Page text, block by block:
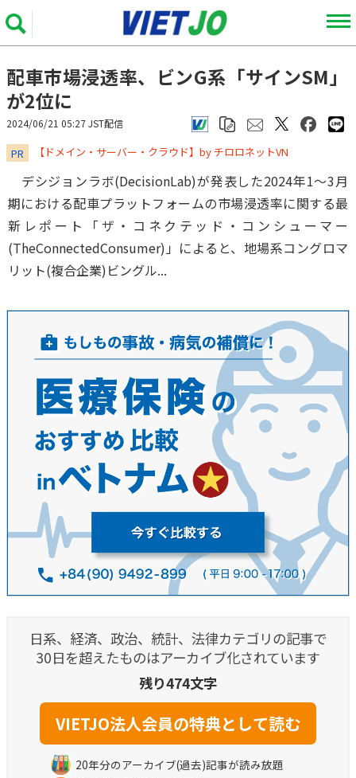
配車市場浸透率、ビンG系「サインSM」
が2位に
2024/06/21 05:27 JST配信
PR ​​​​​​​【ドメイン・サーバー・クラウド】by チロロネットVN
デシジョンラボ(DecisionLab)が発表した2024年1～3月
期における配車プラットフォームの市場浸透率に関する最
新レポート「ザ・コネクテッド・コンシューマー
(TheConnectedConsumer)」によると、地場系コングロマ
リット(複合企業)ビングル...
日系、経済、政治、統計、法律カテゴリの記事で
30日を超えたものはアーカイブ化されています
残り474文字
20年分のアーカイブ(過去)記事が読み放題